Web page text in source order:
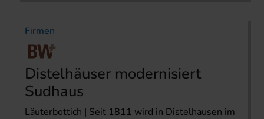
Firmen
Distelhäuser modernisiert
Sudhaus
Läuterbottich | Seit 1811 wird in Distelhausen im